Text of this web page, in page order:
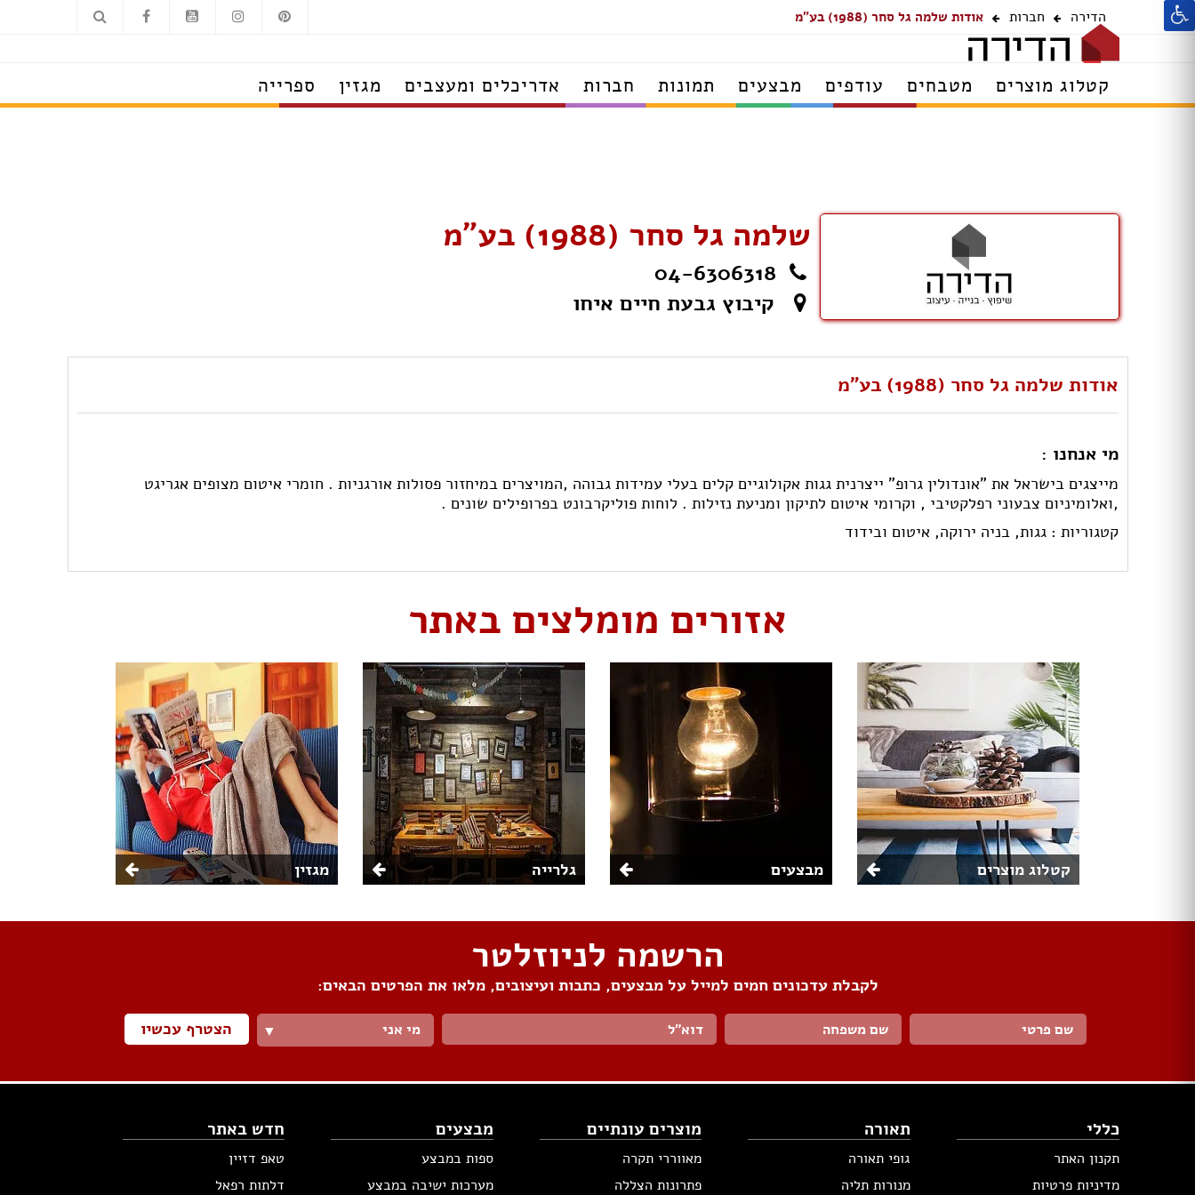
הדירה חברות אודות שלמה גל סחר (1988) בע"מ
קטלוג מוצרים מטבחים עודפים מבצעים תמונות חברות אדריכלים ומעצבים מגזין ספרייה
שלמה גל סחר (1988) בע"מ
04-6306318
קיבוץ גבעת חיים איחו
אודות שלמה גל סחר (1988) בע"מ
מי אנחנו :
מייצגים בישראל את "אונדולין גרופ" ייצרנית גגות אקולוגיים קלים בעלי עמידות גבוהה ,המויצרים במיחזור פסולות אורגניות . חומרי איטום מצופים אגריגט
,ואלומיניום צבעוני רפלקטיבי , וקרומי איטום לתיקון ומניעת נזילות . לוחות פוליקרבונט בפרופילים שונים .
קטגוריות :גגות, בניה ירוקה, איטום ובידוד
אזורים מומלצים באתר
קטלוג מוצרים מבצעים גלרייה מגזין
הרשמה לניוזלטר
לקבלת עדכונים חמים למייל על מבצעים, כתבות ועיצובים, מלאו את הפרטים הבאים:
מי אני ▼ הצטרף עכשיו
כללי
תקנון האתר
מדיניות פרטיות
תאורה
גופי תאורה
מנורות תליה
מוצרים עונתיים
מאווררי תקרה
פתרונות הצללה
מבצעים
ספות במבצע
מערכות ישיבה במבצע
חדש באתר
טאפ דזיין
דלתות רפאל